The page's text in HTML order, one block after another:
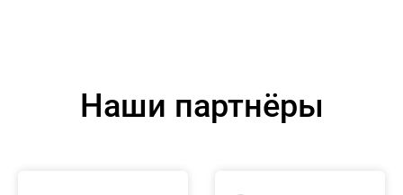
Наши партнёры